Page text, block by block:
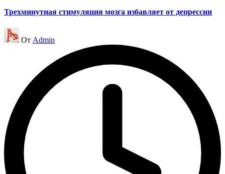
Трехминутная стимуляция мозга избавляет от депрессии
Запись
от
От Admin